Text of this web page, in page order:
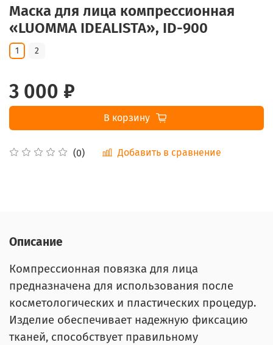
Маска для лица компрессионная
«LUOMMA IDEALISTA», ID-900
(0) Добавить в сравнение
1 2
3 000 ₽
В корзину
Описание
Компрессионная повязка для лица
предназначена для использования после
косметологических и пластических процедур.
Изделие обеспечивает надежную фиксацию
тканей, способствует правильному